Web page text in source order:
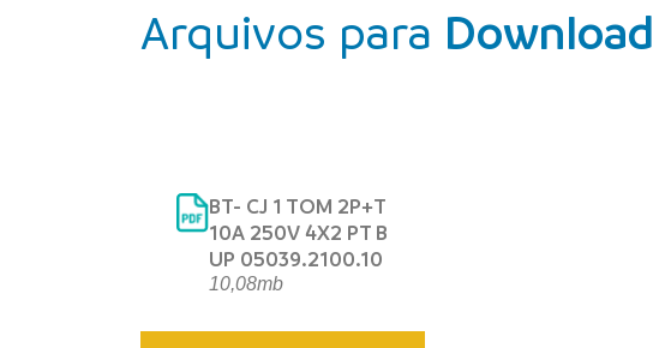
Arquivos para Download
BT- CJ 1 TOM 2P+T
10A 250V 4X2 PT B
UP 05039.2100.10
10,08mb